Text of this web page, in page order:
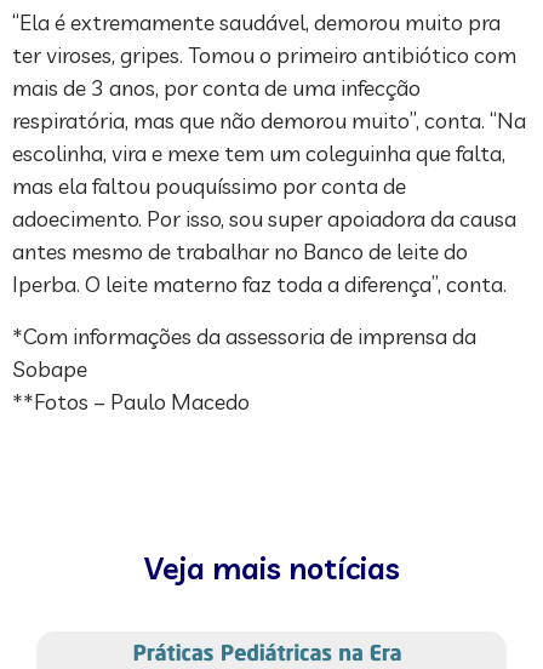
“Ela é extremamente saudável, demorou muito pra
ter viroses, gripes. Tomou o primeiro antibiótico com
mais de 3 anos, por conta de uma infecção
respiratória, mas que não demorou muito”, conta. “Na
escolinha, vira e mexe tem um coleguinha que falta,
mas ela faltou pouquíssimo por conta de
adoecimento. Por isso, sou super apoiadora da causa
antes mesmo de trabalhar no Banco de leite do
Iperba. O leite materno faz toda a diferença”, conta.
*Com informações da assessoria de imprensa da
Sobape
**Fotos – Paulo Macedo
Veja mais notícias